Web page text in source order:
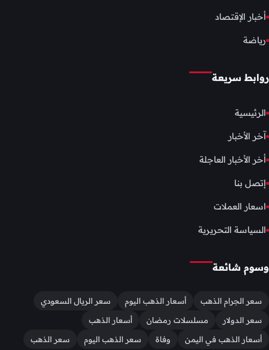
أخبار الإقتصاد
رياضة
روابط سريعة
الرئيسية
آخر الأخبار
أخر الأخبار العاجلة
إتصل بنا
اسعار العملات
السياسة التحريرية
وسوم شائعة
سعر الجرام الذهب أسعار الذهب اليوم
سعر الريال السعودي
سعر الدولار
مسلسلات رمضان
أسعار الذهب
أسعار الذهب في اليمن
وفاة سعر الذهب اليوم سعر الذهب